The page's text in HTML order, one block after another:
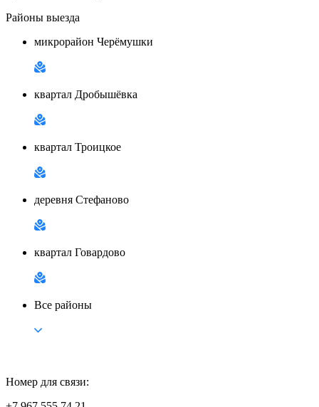
Районы выезда
микрорайон Черёмушки
квартал Дробышёвка
квартал Троицкое
деревня Стефаново
квартал Говардово
Все районы
Номер для связи: